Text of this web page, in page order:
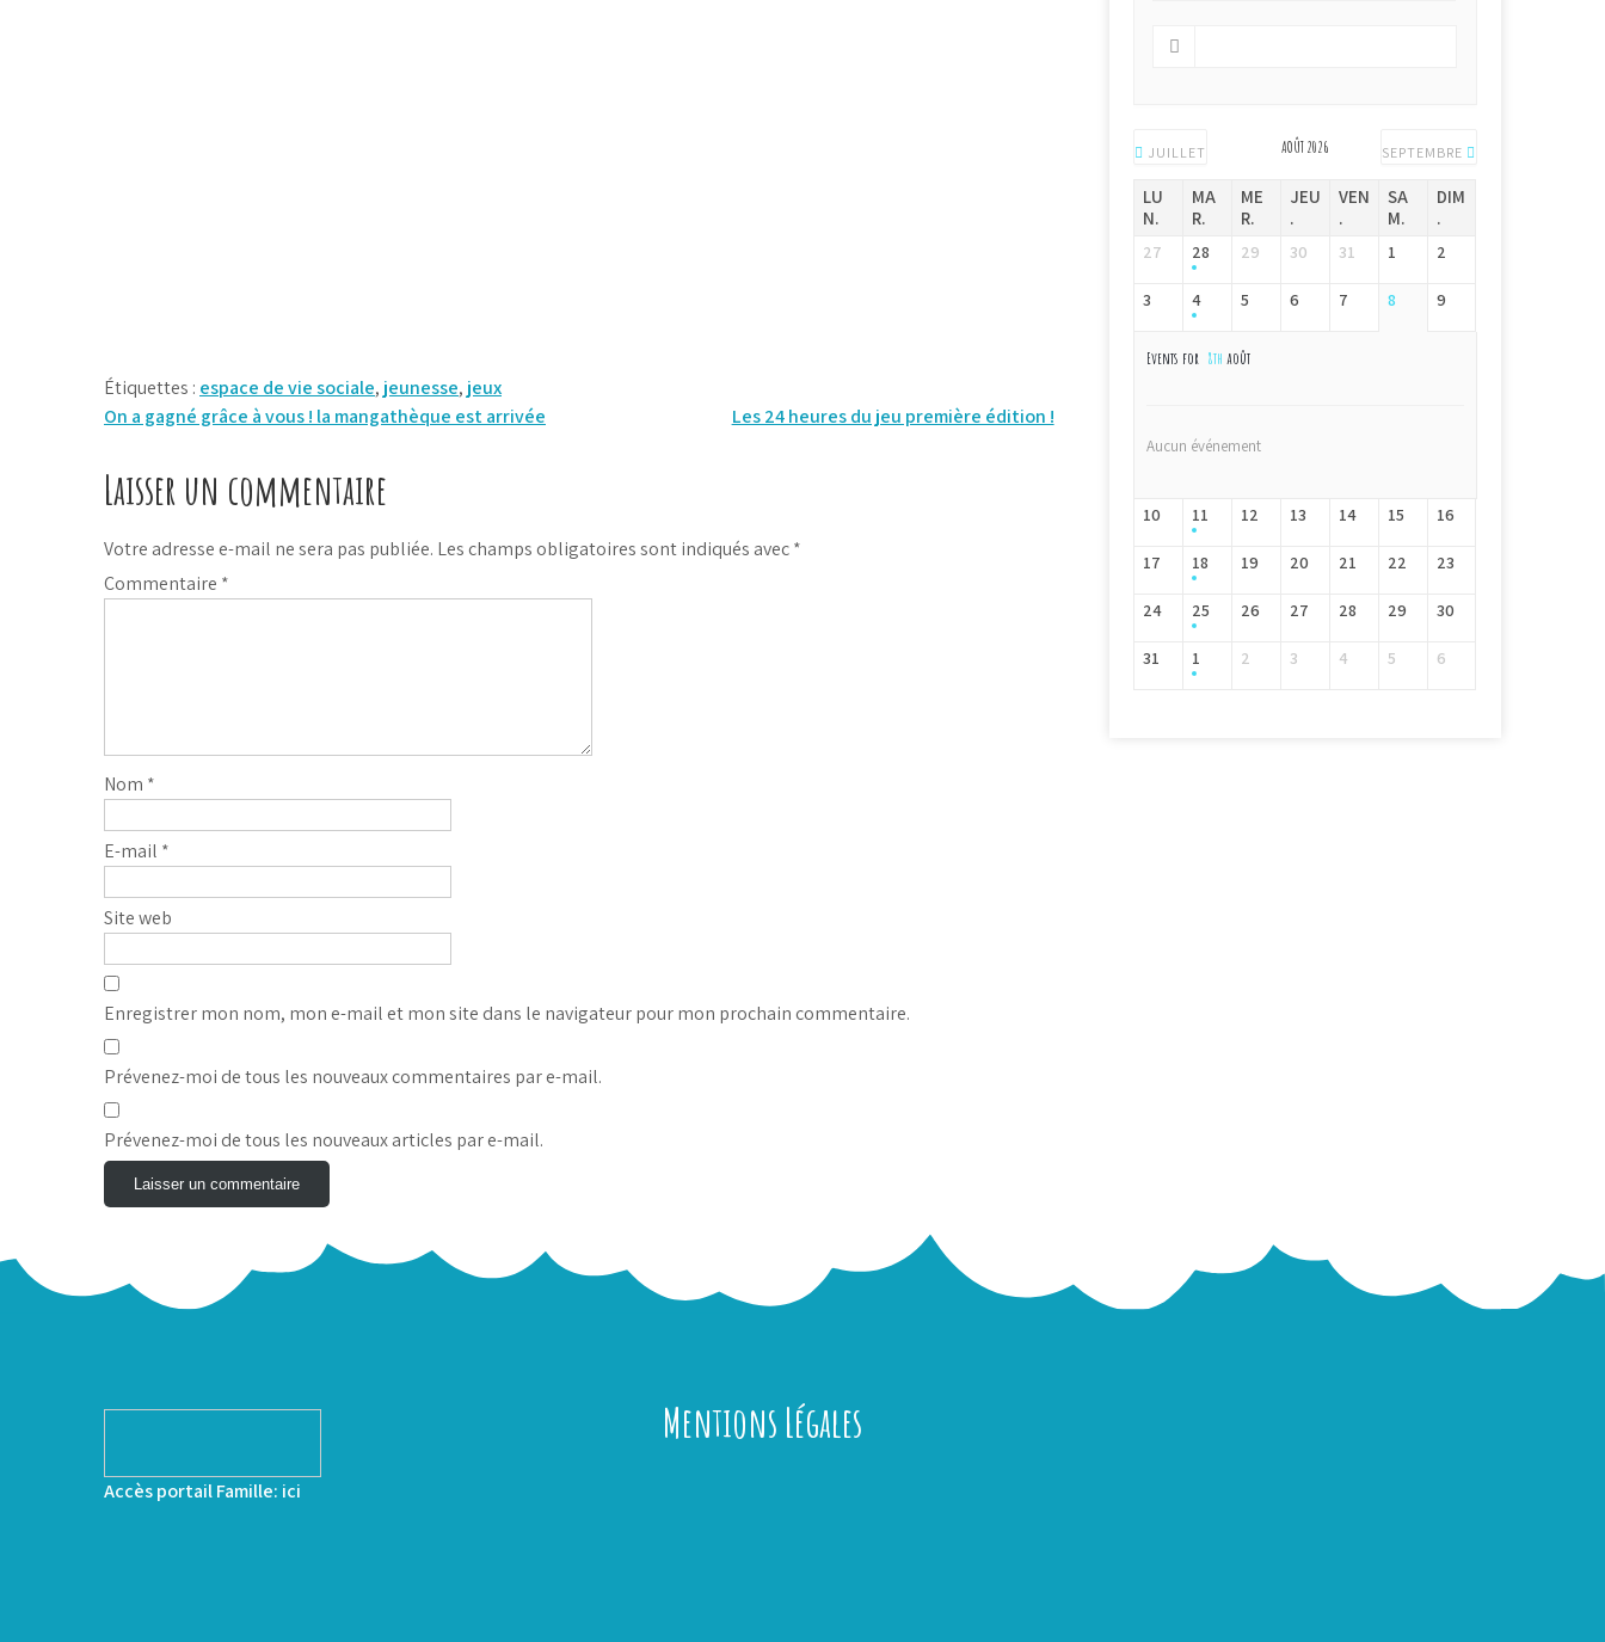
Étiquettes : espace de vie sociale, jeunesse, jeux
Navigation
de
l’article
On a gagné grâce à vous ! la mangathèque est arrivée Les 24 heures du jeu première édition !
Laisser un commentaire
Votre adresse e-mail ne sera pas publiée. Les champs obligatoires sont indiqués avec*
Commentaire *
Nom *
E-mail *
Site web
Enregistrer mon nom, mon e-mail et mon site dans le navigateur pour mon prochain commentaire.
Prévenez-moi de tous les nouveaux commentaires par e-mail.
Prévenez-moi de tous les nouveaux articles par e-mail.
JUILLET AOÛT 2026 SEPTEMBRE
LU
N.
MA
R.
ME
R.
JEU
.
VEN
.
SA
M.
DIM
.
27 28 29 30 31 1 2
3 4 5 6 7 8 9
Events for 8th août
Aucun événement
10 11 12 13 14 15 16
17 18 19 20 21 22 23
24 25 26 27 28 29 30
31 1 2 3 4 5 6
Accès portail Famille: ici
Mentions Légales